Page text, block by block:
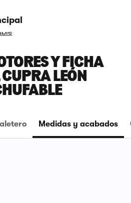
Y FICHA
LEÓN
Medidas y acabados